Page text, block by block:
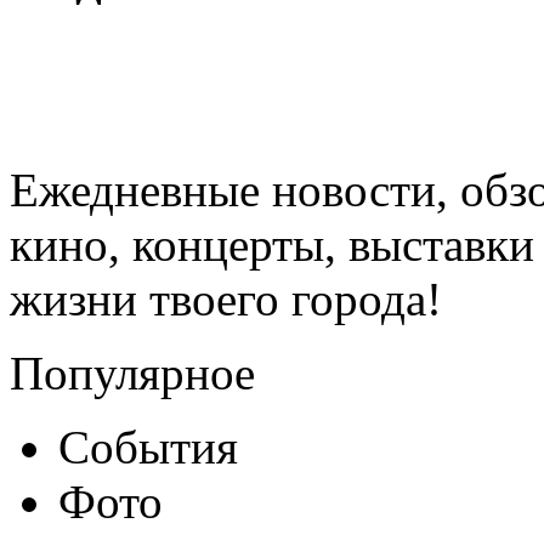
Ежедневные новости,
кино, концерты,
жизни твоего города!
Популярное
События
Фото